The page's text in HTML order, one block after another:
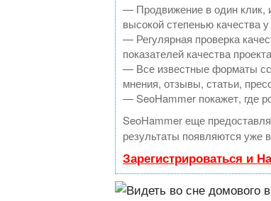
— Продвижение в один клик,
высокой степенью качества
— Регулярная проверка
показателей качества
— Все известные форматы
мнения, отзывы, статьи,
— SeoHammer покажет, где
SeoHammer еще
результаты появляются уже
Зарегистрироваться и